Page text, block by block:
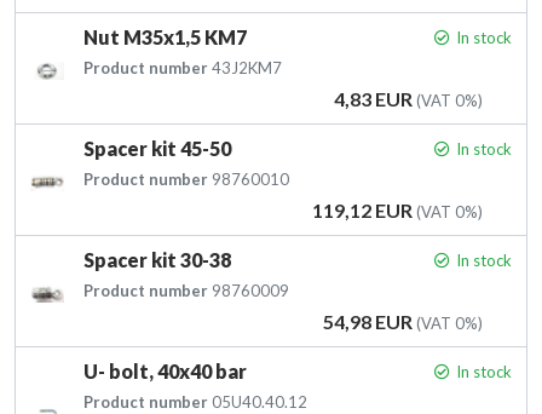
Nut M35x1,5 KM7
In stock
Product number43J2KM7
Price
4,83 EUR(VAT 0%)
Spacer kit 45-50
In stock
Product number 98760010
Price
119,12 EUR(VAT 0%)
Spacer kit 30-38
In stock
Product number 98760009
Price
54,98 EUR(VAT 0%)
U- bolt, 40x40 bar
In stock
Product number05U40.40.12